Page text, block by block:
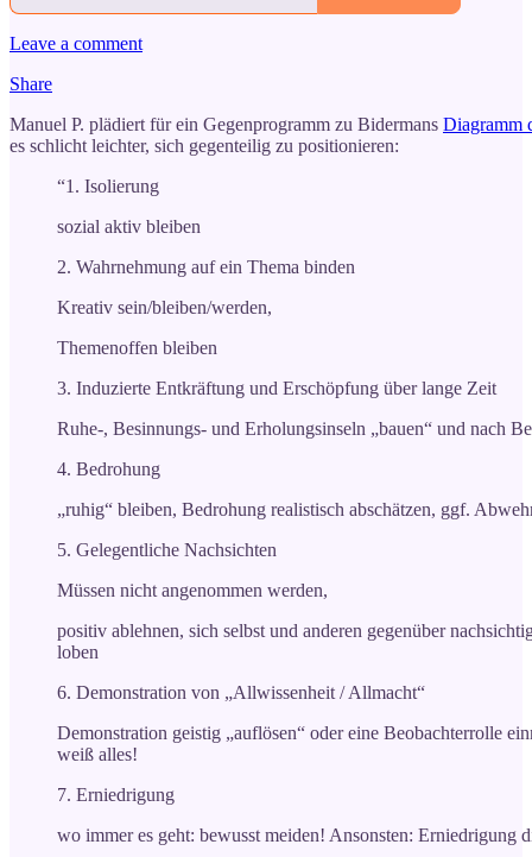
Leave a comment
Share
Manuel P. plädiert für ein Gegenprogramm zu Bidermans Diagramm
es schlicht leichter, sich gegenteilig zu positionieren:
“1. Isolierung
sozial aktiv bleiben
2. Wahrnehmung auf ein Thema binden
Kreativ sein/bleiben/werden,
Themenoffen bleiben
3. Induzierte Entkräftung und Erschöpfung über lange Zeit
Ruhe-, Besinnungs- und Erholungsinseln „bauen“ und nach
4. Bedrohung
„ruhig“ bleiben, Bedrohung realistisch abschätzen, ggf.
5. Gelegentliche Nachsichten
Müssen nicht angenommen werden,
positiv ablehnen, sich selbst und anderen gegenüber
loben
6. Demonstration von „Allwissenheit / Allmacht“
Demonstration geistig „auflösen“ oder eine Beobachterrolle
weiß alles!
7. Erniedrigung
wo immer es geht: bewusst meiden! Ansonsten: Erniedrigung